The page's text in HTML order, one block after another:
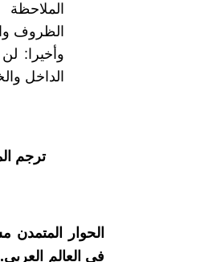
الظروف
وأخيرا:
الداخل
ترجم
الحوار
في العالم